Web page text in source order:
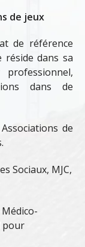
de jeux
de référence
réside dans sa
dans de
Associations de
Sociaux, MJC,
pour